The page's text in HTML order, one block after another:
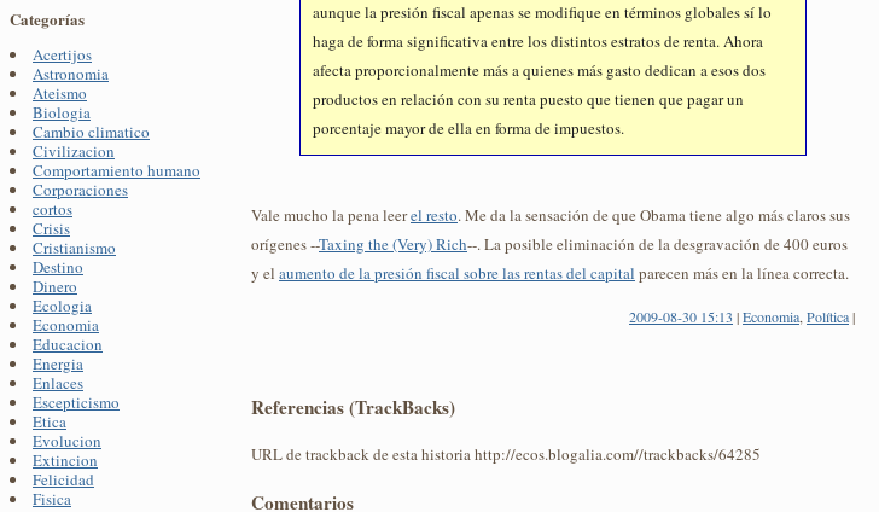
Categorías
Acertijos
Astronomia
Ateismo
Biologia
Cambio climatico
Civilizacion
Comportamiento humano
Corporaciones
cortos
Crisis
Cristianismo
Destino
Dinero
Ecologia
Economia
Educacion
Energia
Enlaces
Escepticismo
Etica
Evolucion
Extincion
Felicidad
Fisica
aunque la presión fiscal apenas se modifique en términos globales sí lo
haga de forma significativa entre los distintos estratos de renta. Ahora
afecta proporcionalmente más a quienes más gasto dedican a esos dos
productos en relación con su renta puesto que tienen que pagar un
porcentaje mayor de ella en forma de impuestos.
Vale mucho la pena leerel resto. Me da la sensación de que Obama tiene algo más claros sus
orígenes --Taxing the (Very) Rich--. La posible eliminación de la desgravación de 400 euros
y el aumento de la presión fiscal sobre las rentas del capital parecen más en la línea correcta.
2009-08-30 15:13 |Economia Política|
Referencias (TrackBacks)
URL de trackback de esta historia http://ecos.blogalia.com//trackbacks/64285
Comentarios